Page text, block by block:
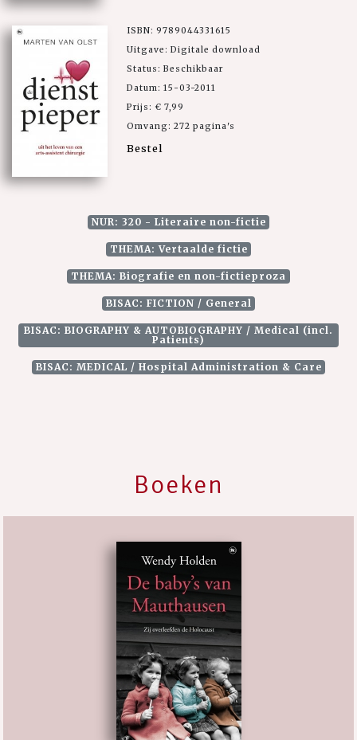
ISBN: 9789044331615
Uitgave: Digitale download
Status: Beschikbaar
Datum: 15-03-2011
Prijs: € 7,99
Omvang: 272 pagina's
Bestel
NUR: 320 - Literaire non-fictie
THEMA: Vertaalde fictie
THEMA: Biografie en non-fictieproza
BISAC: FICTION / General
BISAC: BIOGRAPHY & AUTOBIOGRAPHY / Medical (incl.
Patients)
BISAC: MEDICAL / Hospital Administration & Care
Boeken